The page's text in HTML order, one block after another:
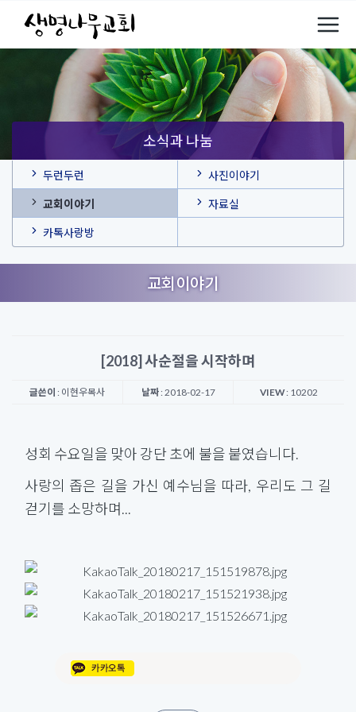
소식과 나눔
두런두런 사진이야기
교회이야기 자료실
카톡사랑방
교회이야기
[2018] 사순절을 시작하며
글쓴이 : 이현우목사 날짜: 2018-02-17 VIEW: 10202
성회 수요일을 맞아 강단 초에 불을 붙였습니다.
사랑의 좁은 길을 가신 예수님을 따라, 우리도 그 길
걷기를 소망하며...